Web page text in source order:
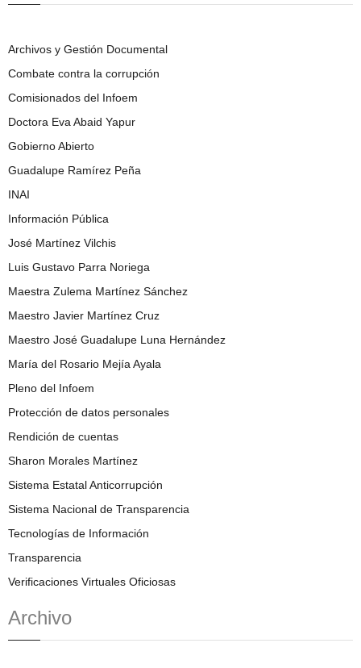
Archivos y Gestión Documental
Combate contra la corrupción
Comisionados del Infoem
Doctora Eva Abaid Yapur
Gobierno Abierto
Guadalupe Ramírez Peña
INAI
Información Pública
José Martínez Vilchis
Luis Gustavo Parra Noriega
Maestra Zulema Martínez Sánchez
Maestro Javier Martínez Cruz
Maestro José Guadalupe Luna Hernández
María del Rosario Mejía Ayala
Pleno del Infoem
Protección de datos personales
Rendición de cuentas
Sharon Morales Martínez
Sistema Estatal Anticorrupción
Sistema Nacional de Transparencia
Tecnologías de Información
Transparencia
Verificaciones Virtuales Oficiosas
Archivo